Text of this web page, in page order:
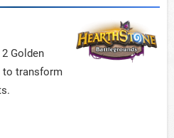
Golden
to transform